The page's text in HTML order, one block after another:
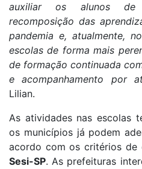
auxiliar os alunos de
recomposição das
pandemia e, atualmente,
escolas de forma mais
de formação continuada
e acompanhamento por
Lilian.
As atividades nas escolas
os municípios já podem
acordo com os critérios de
Sesi-SP. As prefeituras